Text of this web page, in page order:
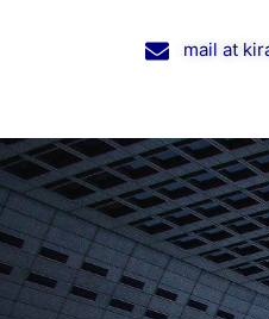
mail at